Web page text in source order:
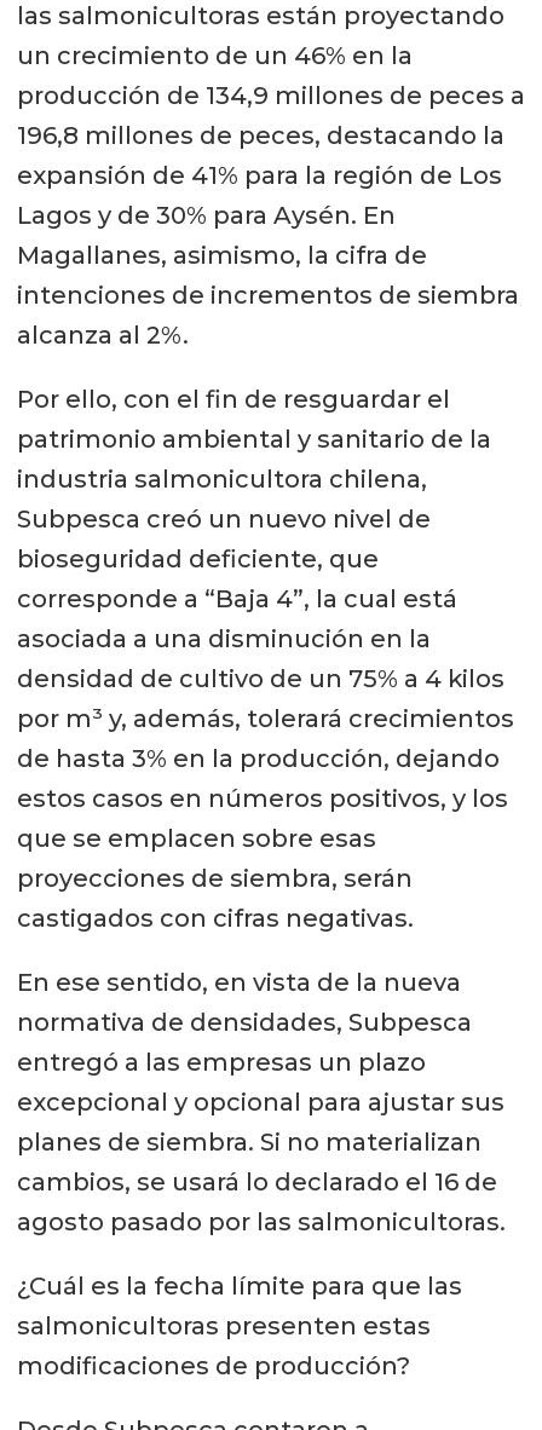
las salmonicultoras están proyectando
un crecimiento de un 46% en la
producción de 134,9 millones de peces a
196,8 millones de peces, destacando la
expansión de 41% para la región de Los
Lagos y de 30% para Aysén. En
Magallanes, asimismo, la cifra de
intenciones de incrementos de siembra
alcanza al 2%.
Por ello, con el fin de resguardar el
patrimonio ambiental y sanitario de la
industria salmonicultora chilena,
Subpesca creó un nuevo nivel de
bioseguridad deficiente, que
corresponde a “Baja 4”, la cual está
asociada a una disminución en la
densidad de cultivo de un 75% a 4 kilos
por m³ y, además, tolerará crecimientos
de hasta 3% en la producción, dejando
estos casos en números positivos, y los
que se emplacen sobre esas
proyecciones de siembra, serán
castigados con cifras negativas.
En ese sentido, en vista de la nueva
normativa de densidades, Subpesca
entregó a las empresas un plazo
excepcional y opcional para ajustar sus
planes de siembra. Si no materializan
cambios, se usará lo declarado el 16 de
agosto pasado por las salmonicultoras.
¿Cuál es la fecha límite para que las
salmonicultoras presenten estas
modificaciones de producción?